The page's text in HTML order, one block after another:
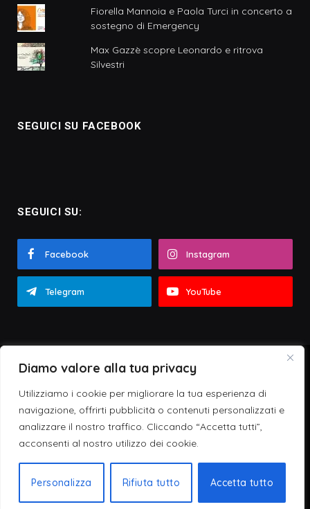
Diamo valore alla tua privacy
Utilizziamo i cookie per migliorare la tua esperienza di
navigazione, offrirti pubblicità o contenuti personalizzati e
analizzare il nostro traffico. Cliccando “Accetta tutti”,
acconsenti al nostro utilizzo dei cookie.
Personalizza Rifiuta tutto Accetta tutto
Fiorella Mannoia e Paola Turci in concerto a
sostegno di Emergency
Max Gazzè scopre Leonardo e ritrova
Silvestri
SEGUICI SU FACEBOOK
SEGUICI SU:
Facebook Instagram
Telegram YouTube
© Zeta Emme - Zona Musica
Forma e contenuti del sito sono proprietà intellettuali riservate.
È vietata la riproduzione e l'uso delle immagini senza previo
HOME CHI SIAMO
CONTATTI
PRIVACY & COOKIE POLICY
SOSTIENICI
STORE
AREA RISERVATA